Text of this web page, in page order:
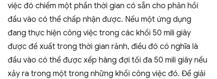
việc đó chiếm một phần thời gian có sẵn cho phản hồi
đầu vào có thể chấp nhận được. Nếu một ứng dụng
đang thực hiện công việc trong các khối 50 mili giây
được đề xuất trong thời gian rảnh, điều đó có nghĩa là
đầu vào có thể được xếp hàng đợi tối đa 50 mili giây nếu
xảy ra trong một trong những khối công việc đó. Để giải